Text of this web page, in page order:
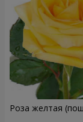
Роза желтая